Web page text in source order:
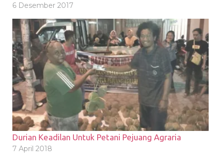
Penuntut Umum terkait Eksepsi yang
dibacakan oleh Kuasa Hukum pada Sidang
Sebelummya. Sidang yang dimulai jam 18.30
Wita ini di warnai Dengan aksi…
6 Desember 2017
Durian Keadilan Untuk Petani Pejuang Agraria
7 April 2018